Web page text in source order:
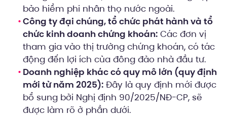
bảo hiểm phi nhân thọ nước ngoài.
Công ty đại chúng, tổ chức phát hành và tổ
chức kinh doanh chứng khoán: Các đơn vị
tham gia vào thị trường chứng khoán, có tác
động đến lợi ích của đông đảo nhà đầu tư.
Doanh nghiệp khác có quy mô lớn (quy định
mới từ năm 2025): Đây là quy định mới được
bổ sung bởi Nghị định 90/2025/NĐ-CP, sẽ
được làm rõ ở phần dưới.